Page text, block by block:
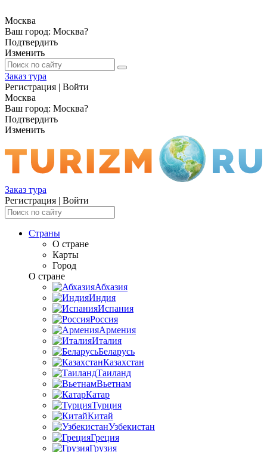
Москва
Ваш город: Москва?
Подтвердить
Изменить
Заказ тура
Регистрация | Войти
Москва
Ваш город: Москва?
Подтвердить
Изменить
Заказ тура
Регистрация | Войти
Страны
О стране
Карты
Город
О стране
Абхазия
Индия
Испания
Россия
Армения
Италия
Беларусь
Казахстан
Таиланд
Вьетнам
Катар
Турция
Китай
Узбекистан
Греция
Грузия